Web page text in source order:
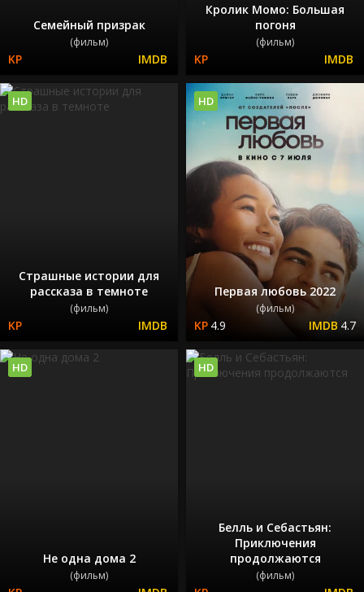
Семейный призрак
(фильм)
Кролик Момо: Большая
погоня
(фильм)
Страшные истории для
рассказа в темноте
(фильм)
HD
Первая любовь 2022
(фильм)
4.9 4.7
HD
Не одна дома 2
(фильм)
HD
Белль и Себастьян:
Приключения
продолжаются
(фильм)
HD